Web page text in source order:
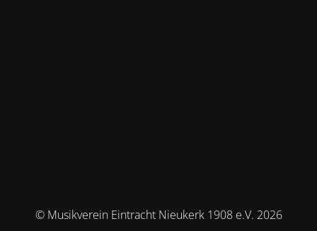
© Musikverein Eintracht Nieukerk 1908 e.V. 2026